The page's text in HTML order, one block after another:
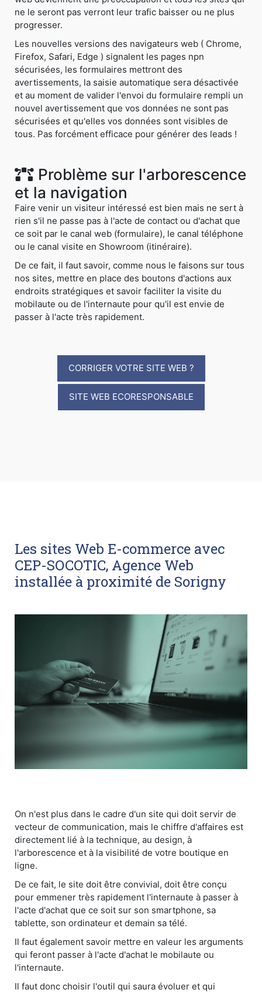
ne le seront pas verront leur trafic baisser ou ne plus
progresser.
Les nouvelles versions des navigateurs web ( Chrome,
Firefox, Safari, Edge ) signalent les pages npn
sécurisées, les formulaires mettront des
avertissements, la saisie automatique sera désactivée
et au moment de valider l'envoi du formulaire rempli un
nouvel avertissement que vos données ne sont pas
sécurisées et qu'elles vos données sont visibles de
tous. Pas forcément efficace pour générer des leads !
Problème sur l'arborescence
et la navigation
Faire venir un visiteur intéressé est bien mais ne sert à
rien s'il ne passe pas à l'acte de contact ou d'achat que
ce soit par le canal web (formulaire), le canal téléphone
ou le canal visite en Showroom (itinéraire).
De ce fait, il faut savoir, comme nous le faisons sur tous
nos sites, mettre en place des boutons d'actions aux
endroits stratégiques et savoir faciliter la visite du
mobilaute ou de l'internaute pour qu'il est envie de
passer à l'acte très rapidement.
CORRIGER VOTRE SITE WEB ?
SITE WEB ECORESPONSABLE
Les sites Web E-commerce avec
CEP-SOCOTIC, Agence Web
installée à proximité de Sorigny
On n'est plus dans le cadre d'un site qui doit servir de
vecteur de communication, mais le chiffre d'affaires est
directement lié à la technique, au design, à
l'arborescence et à la visibilité de votre boutique en
ligne.
De ce fait, le site doit être convivial, doit être conçu
pour emmener très rapidement l'internaute à passer à
l'acte d'achat que ce soit sur son smartphone, sa
tablette, son ordinateur et demain sa télé.
Il faut également savoir mettre en valeur les arguments
qui feront passer à l'acte d'achat le mobilaute ou
l'internaute.
Il faut donc choisir l'outil qui saura évoluer et qui